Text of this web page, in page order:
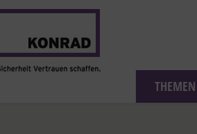
THE­MEN